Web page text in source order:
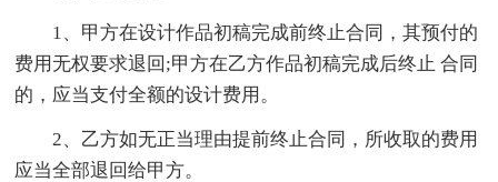
1、甲方在设计作品初稿完成前终止合同，其预付的
费用无权要求退回;甲方在乙方作品初稿完成后终止 合同
的，应当支付全额的设计费用。
2、乙方如无正当理由提前终止合同，所收取的费用
应当全部退回给甲方。